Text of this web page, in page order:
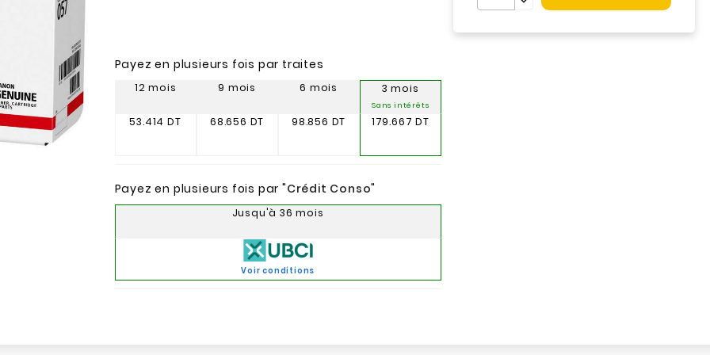
Payez en plusieurs fois par traites
12 mois
53.414 DT
9 mois
68.656 DT
6 mois
98.856 DT
3 mois
Sans intérêts
179.667 DT
Payez en plusieurs fois par "Crédit Conso"
Jusqu'à 36 mois
Voir conditions